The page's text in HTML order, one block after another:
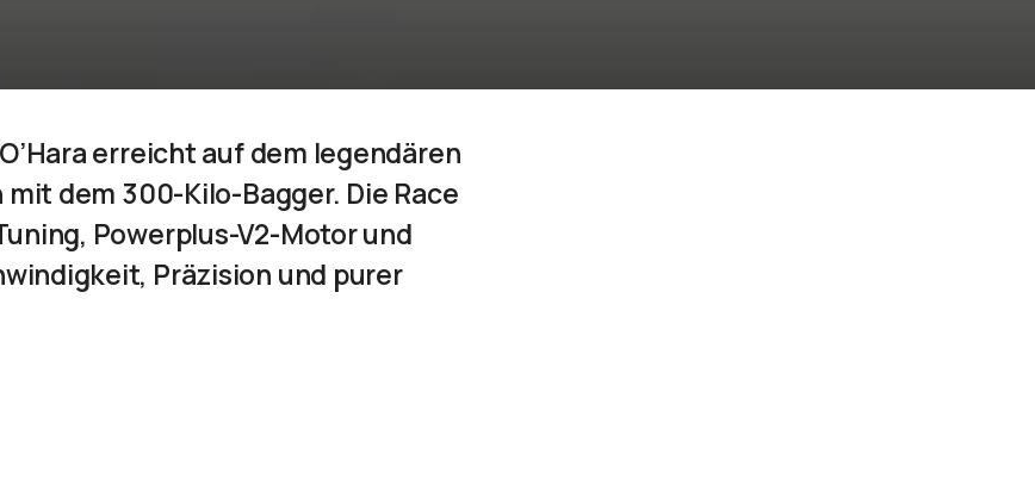
erreicht auf dem legendären
dem 300-Kilo-Bagger. Die Race
Powerplus-V2-Motor und
Präzision und purer